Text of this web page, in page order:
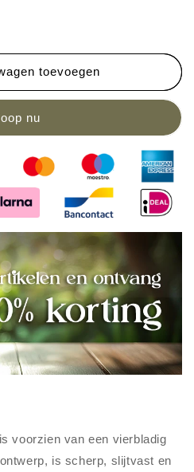
toevoegen
voorzien van een vierbladig
is scherp, slijtvast en